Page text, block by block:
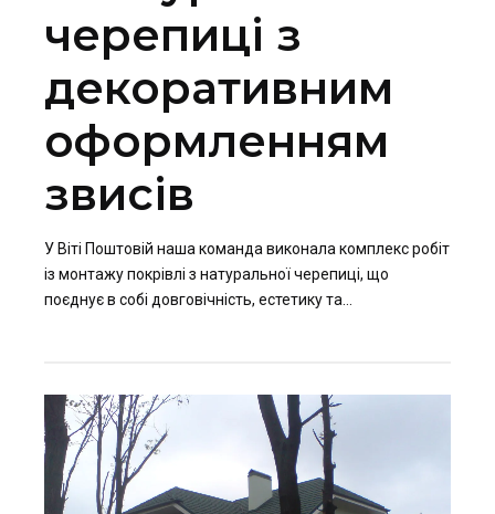
черепиці з
декоративним
оформленням
звисів
У Віті Поштовій наша команда виконала комплекс робіт
із монтажу покрівлі з натуральної черепиці, що
поєднує в собі довговічність, естетику та